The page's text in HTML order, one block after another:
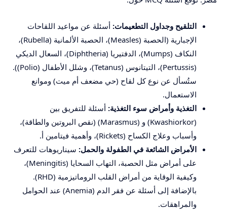
التلقيح وجداول التطعيمات: أسئلة عن مواعيد اللقاحات
الإجبارية (الحصبة (Measles)، الحصبة الألمانية (Rubella)،
النكاف (Mumps)، الدفتيريا (Diphtheria)، السعال الديكي
(Pertussis)، التيتانوس (Tetanus)، وشلل الأطفال (Polio)).
ستُسأل عن نوع كل لقاح (حي مضعف أم ميت) وموانع
الاستعمال.
التغذية وأمراض سوء التغذية: أسئلة للتفريق بين
(Kwashiorkor) و (Marasmus) (نقص البروتين والطاقة)،
وأسباب وعلاج الكساح (Rickets)، وأهمية فيتامين أ.
الأمراض الشائعة في الطفولة والحمل: سيناريوهات للتعرف
على أمراض مثل الحصبة، التهاب السحايا (Meningitis)،
وكيفية الوقاية من أمراض القلب الروماتيزمية (RHD).
بالإضافة إلى أسئلة عن فقر الدم (Anemia) عند الحوامل
والمراهقات.